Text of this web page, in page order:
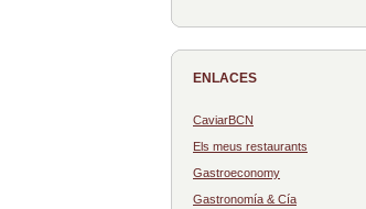
ENLACES
CaviarBCN
Els meus restaurants
Gastroeconomy
Gastronomía & Cía